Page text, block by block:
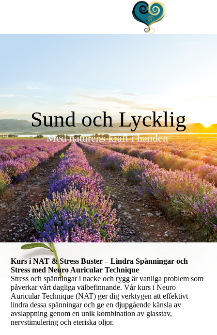
Sund och Lycklig
Med naturens kraft i handen
Kurs i NAT & Stress Buster – Lindra Spänningar och
Stress med Neuro Auricular Technique
Stress och spänningar i nacke och rygg är vanliga problem som
påverkar vårt dagliga välbefinnande. Vår kurs i Neuro
Auricular Technique (NAT) ger dig verktygen att effektivt
lindra dessa spänningar och ge en djupgående känsla av
avslappning genom en unik kombination av glasstav,
nervstimulering och eteriska oljor.